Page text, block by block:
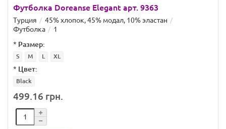
Футболка Doreanse Elegant арт. 9363
Турция
45% хлопок, 45% модал, 10% эластан
Футболка
1
* Размер:
S M L XL
* Цвет:
Black
499.16 грн.